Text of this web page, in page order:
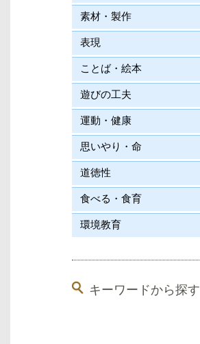
素材・製作
表現
ことば・絵本
遊びの工夫
運動・健康
思いやり・命
道徳性
食べる・食育
環境教育
キーワードから探す